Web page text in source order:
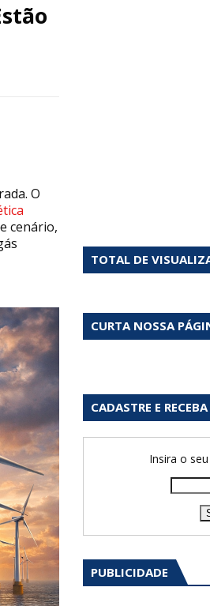
O
cenário,
TOTAL DE
CURTA NOSSA
CADASTRE E
Insira o
PUBLICIDADE